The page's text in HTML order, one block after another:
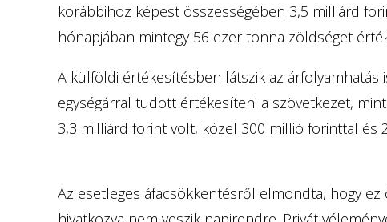
korábbihoz képest összességében 3,5 milliárd
hónapjában mintegy 56 ezer tonna zöldséget
A külföldi értékesítésben látszik az árfolyamhatás
egységárral tudott értékesíteni a szövetkezet,
3,3 milliárd forint volt, közel 300 millió forinttal és
Az esetleges áfacsökkentésről elmondta, hogy